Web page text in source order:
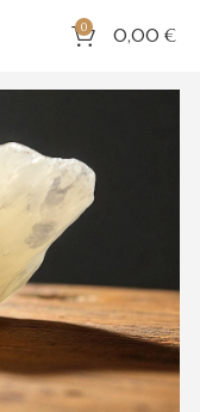
0 0,00 €